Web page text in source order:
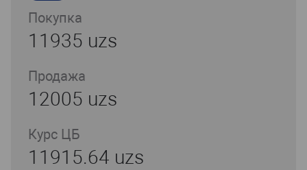
Покупка
11935 uzs
Продажа
12005 uzs
Курс ЦБ
11915.64 uzs